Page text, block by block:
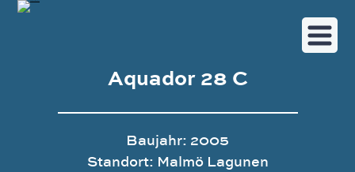
Aquador 28 C
Baujahr: 2005
Standort: Malmö Lagunen